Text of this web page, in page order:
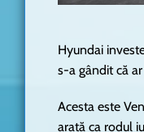
Hyundai
s-a gândit că
Acesta este
arată ca rodul